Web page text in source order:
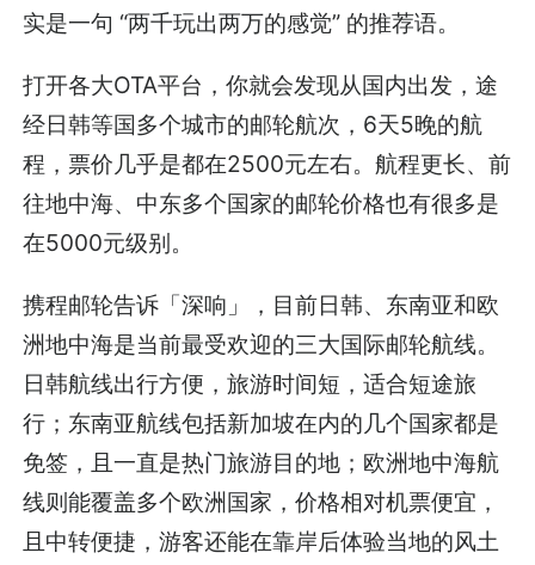
实是一句 “两千玩出两万的感觉” 的推荐语。
打开各大OTA平台，你就会发现从国内出发，途
经日韩等国多个城市的邮轮航次，6天5晚的航
程，票价几乎是都在2500元左右。航程更长、前
往地中海、中东多个国家的邮轮价格也有很多是
在5000元级别。
携程邮轮告诉「深响」，目前日韩、东南亚和欧
洲地中海是当前最受欢迎的三大国际邮轮航线。
日韩航线出行方便，旅游时间短，适合短途旅
行；东南亚航线包括新加坡在内的几个国家都是
免签，且一直是热门旅游目的地；欧洲地中海航
线则能覆盖多个欧洲国家，价格相对机票便宜，
且中转便捷，游客还能在靠岸后体验当地的风土